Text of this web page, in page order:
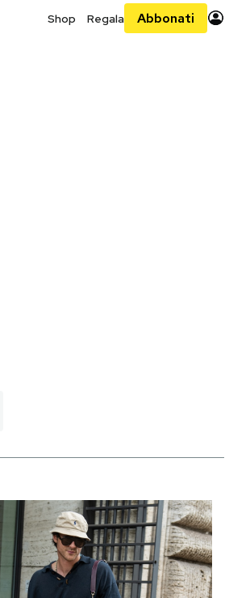
Shop Regala Abbonati